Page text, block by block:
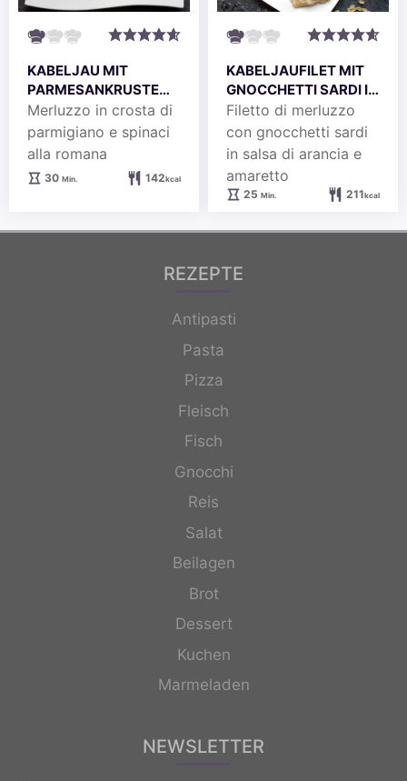
KABELJAU MIT
PARMESANKRUSTE
UND RÖMISCHEM
SPINAT
Merluzzo in crosta di
parmigiano e spinaci
alla romana
30Minuten
Min. 142kcal
KABELJAUFILET MIT
GNOCCHETTI SARDI IN
ORANGEN-
AMARETTO-SOSSE
Filetto di merluzzo
con gnocchetti sardi
in salsa di arancia e
amaretto
25Minuten
Min. 211kcal
REZEPTE
Antipasti
Pasta
Pizza
Fleisch
Fisch
Gnocchi
Reis
Salat
Beilagen
Brot
Dessert
Kuchen
Marmeladen
NEWSLETTER